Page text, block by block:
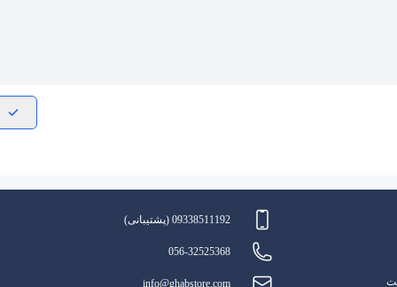
09338511192 (پشتیبانی)
056-32525368
info@ghabstore.com